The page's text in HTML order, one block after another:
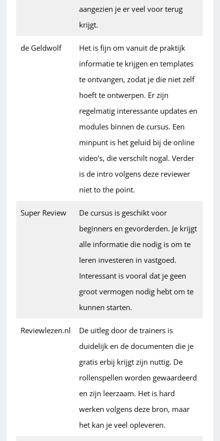
aangezien je er veel voor terug
krijgt.
de Geldwolf
Het is fijn om vanuit de praktijk
informatie te krijgen en templates
te ontvangen, zodat je die niet zelf
hoeft te ontwerpen. Er zijn
regelmatig interessante updates en
modules binnen de cursus. Een
minpunt is het geluid bij de online
video’s, die verschilt nogal. Verder
is de intro volgens deze reviewer
niet to the point.
Super Review
De cursus is geschikt voor
beginners en gevorderden. Je krijgt
alle informatie die nodig is om te
leren investeren in vastgoed.
Interessant is vooral dat je geen
groot vermogen nodig hebt om te
kunnen starten.
Reviewlezen.nl
De uitleg door de trainers is
duidelijk en de documenten die je
gratis erbij krijgt zijn nuttig. De
rollenspellen worden gewaardeerd
en zijn leerzaam. Het is hard
werken volgens deze bron, maar
het kan je veel opleveren.